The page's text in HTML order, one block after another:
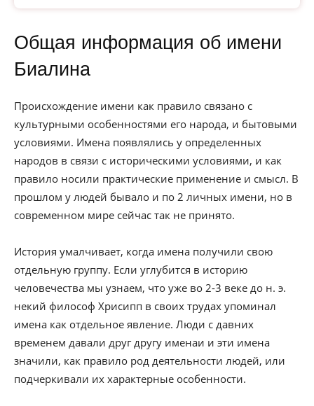
Общая информация об имени
Биалина
Происхождение имени как правило связано с
культурными особенностями его народа, и бытовыми
условиями. Имена появлялись у определенных
народов в связи с историческими условиями, и как
правило носили практические применение и смысл. В
прошлом у людей бывало и по 2 личных имени, но в
современном мире сейчас так не принято.
История умалчивает, когда имена получили свою
отдельную группу. Если углубится в историю
человечества мы узнаем, что уже во 2-3 веке до н. э.
некий философ Хрисипп в своих трудах упоминал
имена как отдельное явление. Люди с давних
временем давали друг другу именаи и эти имена
значили, как правило род деятельности людей, или
подчеркивали их характерные особенности.